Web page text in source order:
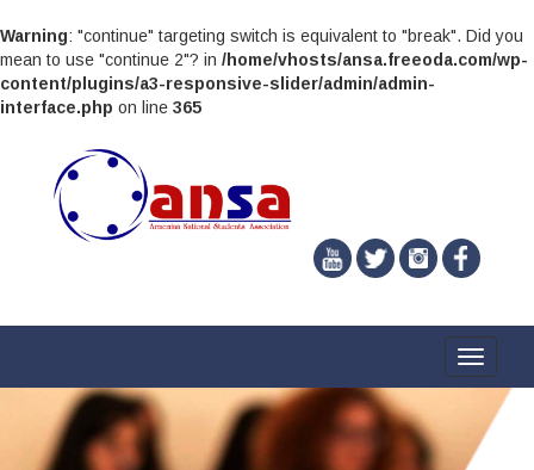
Warning: "continue" targeting switch is equivalent to "break". Did you
mean to use "continue 2"? in /home/vhosts/ansa.freeoda.com/wp-
content/plugins/a3-responsive-slider/admin/admin-
interface.php on line 365
Toggle